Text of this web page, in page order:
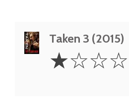
Taken 3 (2015)
Star
☆☆☆☆